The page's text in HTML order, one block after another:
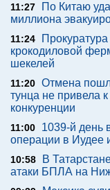
11:27
По Китаю
миллиона
11:24
крокодиловой
шекелей
11:20 Отмена
тунца не привела
конкуренции
11:00
1039-й день
операции в Иудее
10:58
В
атаки БПЛА на